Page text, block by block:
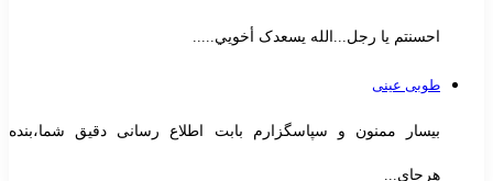
احسنتم یا رجل...الله یسعدک أخويي.....
طوبی عینی
بیسار ممنون و سپاسگزارم بابت اطلاع رسانی دقیق شما،بنده
هرجای...